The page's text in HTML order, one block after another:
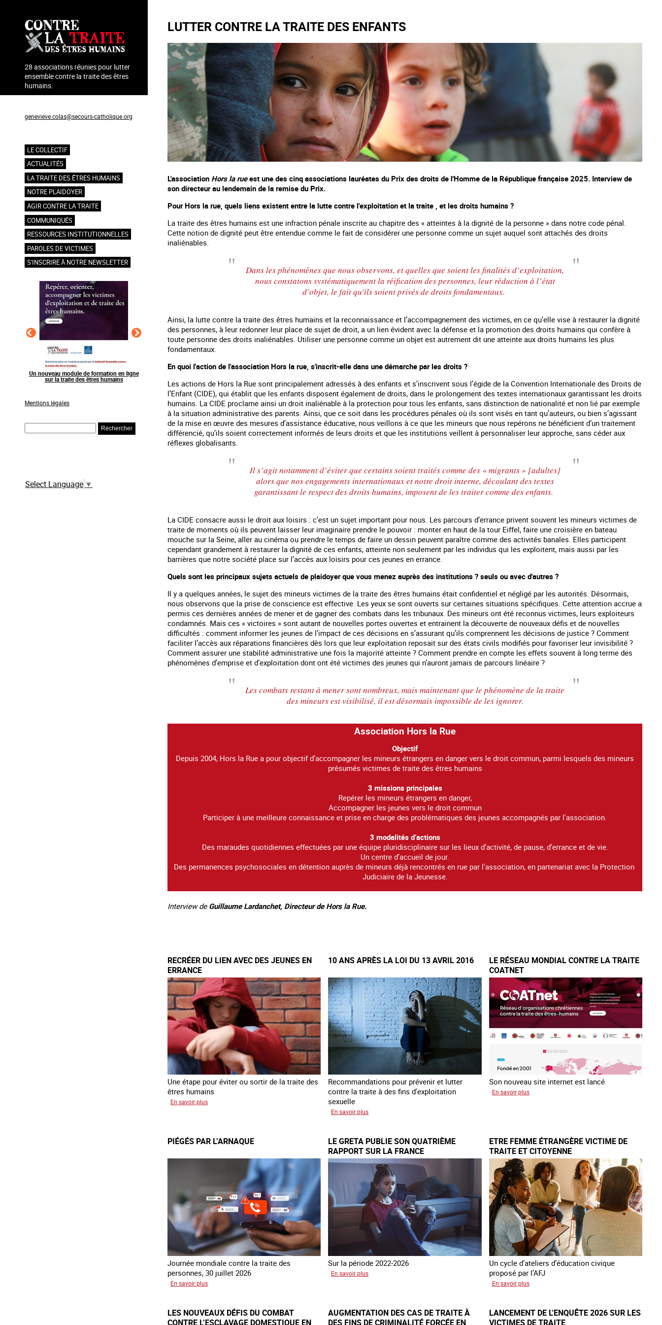
contenu
principal
28 associations réunies pour lutter
ensemble contre la traite des êtres
humains.
genevieve.colas@secours-catholique.org
Navigation
principale
LE COLLECTIF
ACTUALITÉS
LA TRAITE DES ÊTRES HUMAINS
NOTRE PLAIDOYER
AGIR CONTRE LA TRAITE
COMMUNIQUÉS
RESSOURCES INSTITUTIONNELLES
PAROLES DE VICTIMES
S'INSCRIRE À NOTRE NEWSLETTER
Raising awareness on the sidelines of major
sporting events
Agir contre l’exploitation en marge des
grands événements sportifs
Information aux personnes exilées. #Invisibles : Traite des mineurs en France
victime de traite
Mentions légales
Select Language ▼
LUTTER CONTRE LA TRAITE DES ENFANTS
L'association Hors la rueest une des cinq associations lauréates du Prix des droits de l'Homme de la République française 2025. Interview de
son directeur au lendemain de la remise du Prix.
Pour Hors la rue, quels liens existent entre la lutte contre l'exploitation et la traite , et les droits humains ?
La traite des êtres humains est une infraction pénale inscrite au chapitre des « atteintes à la dignité de la personne » dans notre code pénal.
Cette notion de dignité peut être entendue comme le fait de considérer une personne comme un sujet auquel sont attachés des droits
inaliénables.
Dans les phénomènes que nous observons, et quelles que soient les finalités d’exploitation,
nous constatons systématiquement la réification des personnes, leur réduction à l’état
d’objet, le fait qu'ils soient privés de droits fondamentaux.
Ainsi, la lutte contre la traite des êtres humains et la reconnaissance et l’accompagnement des victimes, en ce qu’elle vise à restaurer la dignité
des personnes, à leur redonner leur place de sujet de droit, a un lien évident avec la défense et la promotion des droits humains qui confère à
toute personne des droits inaliénables. Utiliser une personne comme un objet est autrement dit une atteinte aux droits humains les plus
fondamentaux.
En quoi l'action de l'association Hors la rue, s'inscrit-elle dans une démarche par les droits ?
Les actions de Hors la Rue sont principalement adressés à des enfants et s’inscrivent sous l’égide de la Convention Internationale des Droits de
l’Enfant (CIDE), qui établit que les enfants disposent également de droits, dans le prolongement des textes internationaux garantissant les droits
humains. La CIDE proclame ainsi un droit inaliénable à la protection pour tous les enfants, sans distinction de nationalité et non lié par exemple
à la situation administrative des parents. Ainsi, que ce soit dans les procédures pénales où ils sont visés en tant qu’auteurs, ou bien s’agissant
de la mise en œuvre des mesures d’assistance éducative, nous veillons à ce que les mineurs que nous repérons ne bénéficient d’un traitement
différencié, qu’ils soient correctement informés de leurs droits et que les institutions veillent à personnaliser leur approche, sans céder aux
réflexes globalisants.
Il s’agit notamment d’éviter que certains soient traités comme des « migrants » [adultes]
alors que nos engagements internationaux et notre droit interne, découlant des textes
garantissant le respect des droits humains, imposent de les traiter comme des enfants.
La CIDE consacre aussi le droit aux loisirs : c’est un sujet important pour nous. Les parcours d’errance privent souvent les mineurs victimes de
traite de moments où ils peuvent laisser leur imaginaire prendre le pouvoir : monter en haut de la tour Eiffel, faire une croisière en bateau
mouche sur la Seine, aller au cinéma ou prendre le temps de faire un dessin peuvent paraître comme des activités banales. Elles participent
cependant grandement à restaurer la dignité de ces enfants, atteinte non seulement par les individus qui les exploitent, mais aussi par les
barrières que notre société place sur l’accès aux loisirs pour ces jeunes en errance.
Quels sont les principaux sujets actuels de plaidoyer que vous menez auprès des institutions ? seuls ou avec d'autres ?
Il y a quelques années, le sujet des mineurs victimes de la traite des êtres humains était confidentiel et négligé par les autorités. Désormais,
nous observons que la prise de conscience est effective. Les yeux se sont ouverts sur certaines situations spécifiques. Cette attention accrue a
permis ces dernières années de mener et de gagner des combats dans les tribunaux. Des mineurs ont été reconnus victimes, leurs exploiteurs
condamnés. Mais ces « victoires » sont autant de nouvelles portes ouvertes et entrainent la découverte de nouveaux défis et de nouvelles
difficultés : comment informer les jeunes de l’impact de ces décisions en s’assurant qu’ils comprennent les décisions de justice ? Comment
faciliter l’accès aux réparations financières dès lors que leur exploitation reposait sur des états civils modifiés pour favoriser leur invisibilité ?
Comment assurer une stabilité administrative une fois la majorité atteinte ? Comment prendre en compte les effets souvent à long terme des
phénomènes d’emprise et d’exploitation dont ont été victimes des jeunes qui n’auront jamais de parcours linéaire ?
Les combats restant à mener sont nombreux, mais maintenant que le phénomène de la traite
des mineurs est visibilisé, il est désormais impossible de les ignorer.
Association Hors la Rue
Objectif
Depuis 2004, Hors la Rue a pour objectif d’accompagner les mineurs étrangers en danger vers le droit commun, parmi lesquels des mineurs
présumés victimes de traite des êtres humains
3 missions principales
Repérer les mineurs étrangers en danger,
Accompagner les jeunes vers le droit commun
Participer à une meilleure connaissance et prise en charge des problématiques des jeunes accompagnés par l'association.
3 modalités d’actions
Des maraudes quotidiennes effectuées par une équipe pluridisciplinaire sur les lieux d’activité, de pause, d’errance et de vie.
Un centre d’accueil de jour.
Des permanences psychosociales en détention auprès de mineurs déjà rencontrés en rue par l'association, en partenariat avec la Protection
Judiciaire de la Jeunesse.
Interview de Guillaume Lardanchet, Directeur de Hors la Rue.
RECRÉER DU LIEN AVEC DES JEUNES EN
ERRANCE
Une étape pour éviter ou sortir de la traite des
êtres humains
En savoir plus
avec
jeunes
10 ANS APRÈS LA LOI DU 13 AVRIL 2016
Recommandations pour prévenir et lutter
contre la traite à des fins d'exploitation
sexuelle
En savoir plus
après
la
loi
du
13
avril
2016
LE RÉSEAU MONDIAL CONTRE LA TRAITE
COATNET
Son nouveau site internet est lancé
En savoir plussur
la
traite
COATNET
PIÉGÉS PAR L’ARNAQUE
Journée mondiale contre la traite des
personnes, 30 juillet 2026
En savoir plus
l’arnaque
LE GRETA PUBLIE SON QUATRIÈME
RAPPORT SUR LA FRANCE
Sur la période 2022-2026
En savoir plus
son
quatrième
ETRE FEMME ÉTRANGÈRE VICTIME DE
TRAITE ET CITOYENNE
Un cycle d’ateliers d’éducation civique
proposé par l’AFJ
En savoir plussur
étrangère
victime
LES NOUVEAUX DÉFIS DU COMBAT
CONTRE L’ESCLAVAGE DOMESTIQUE EN
AUGMENTATION DES CAS DE TRAITE À
DES FINS DE CRIMINALITÉ FORCÉE EN
LANCEMENT DE L'ENQUÊTE 2026 SUR LES
VICTIMES DE TRAITE